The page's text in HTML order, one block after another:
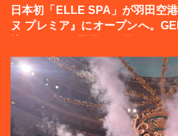
日本初「ELLE SPA」が羽田空
ヌ プレミア』にオープンへ。